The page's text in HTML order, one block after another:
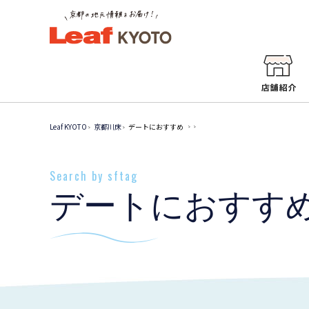
Leaf KYOTO 京都川床 デートにおすすめ
Search by sftag
デートにおすす